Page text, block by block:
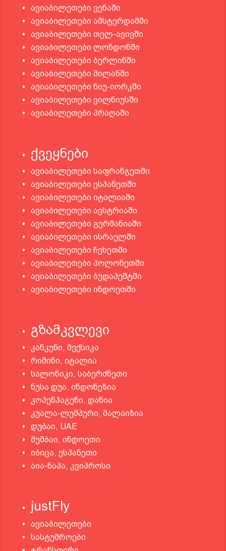
ავიაბილეთები ვენაში
ავიაბილეთები ამსტერდამში
ავიაბილეთები თელ-ავივში
ავიაბილეთები ლონდონში
ავიაბილეთები ბერლინში
ავიაბილეთები მილანში
ავიაბილეთები ნიუ-იორკში
ავიაბილეთები ვილნიუსში
ავიაბილეთები პრაღაში
ქვეყნები
ავიაბილეთები საფრანგეთში
ავიაბილეთები ესპანეთში
ავიაბილეთები იტალიაში
ავიაბილეთები ავსტრიაში
ავიაბილეთები გერმანიაში
ავიაბილეთები ისრაელში
ავიაბილეთები ჩეხეთში
ავიაბილეთები პოლონეთში
ავიაბილეთები ბუდაპეშტში
ავიაბილეთები ინდოეთში
გზამკვლევი
კანკუნი, მექსიკა
რიმინი, იტალია
სალონიკი, საბერძნეთი
ნუსა დუა, ინდონეზია
კოპენჰაგენი, დანია
კუალა-ლუმპური, მალაიზია
დუბაი, UAE
მუმბაი, ინდოეთი
იბიცა, ესპანეთი
აია-ნაპა, კვიპროსი
justFly
ავიაბილეთები
სასტუმროები